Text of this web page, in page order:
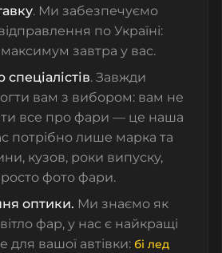
. Ми забезпечуємо
по Україні:
максимум завтра у вас.
. Завжди
вам з вибором: вам не
все про фари — це наша
потрібно лише марка та
кузов, роки випуску,
фото фари.
оптики. Ми знаємо як
фар, у нас є найкращі
для вашої автівки: бі лед